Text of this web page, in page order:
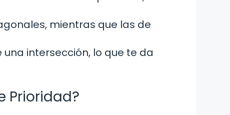
mientras que las de
intersección, lo que te da
Prioridad?